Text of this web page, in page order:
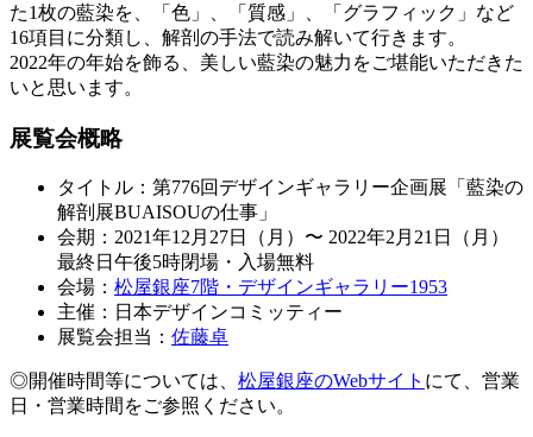
た1枚の藍染を、「色」、「質感」、「グラフィック」など
16項目に分類し、解剖の手法で読み解いて行きます。
2022年の年始を飾る、美しい藍染の魅力をご堪能いただきた
いと思います。
展覧会概略
タイトル：第776回デザインギャラリー企画展「藍染の
解剖展BUAISOUの仕事」
会期：2021年12月27日（月）〜 2022年2月21日（月）
最終日午後5時閉場・入場無料
会場： 松屋銀座7階・デザインギャラリー1953
主催：日本デザインコミッティー
展覧会担当： 佐藤卓
◎開催時間等については、 松屋銀座のWebサイト にて、営業
日・営業時間をご参照ください。